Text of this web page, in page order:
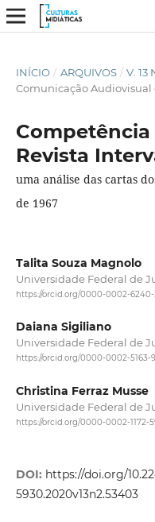
INÍCIO / ARQUIVOS / V. 13
Comunicação Audiovisual
Revista
uma análise das cartas
de 1967
Talita Souza Magnolo
Universidade Federal de
https://orcid.org/0000-0002-6240-
Daiana Sigiliano
Universidade Federal de
https://orcid.org/0000-0002-5163-
Christina Ferraz Musse
Universidade Federal de
https://orcid.org/0000-0002-1172-
DOI: https://doi.org/
5930.2020v13n2.53403